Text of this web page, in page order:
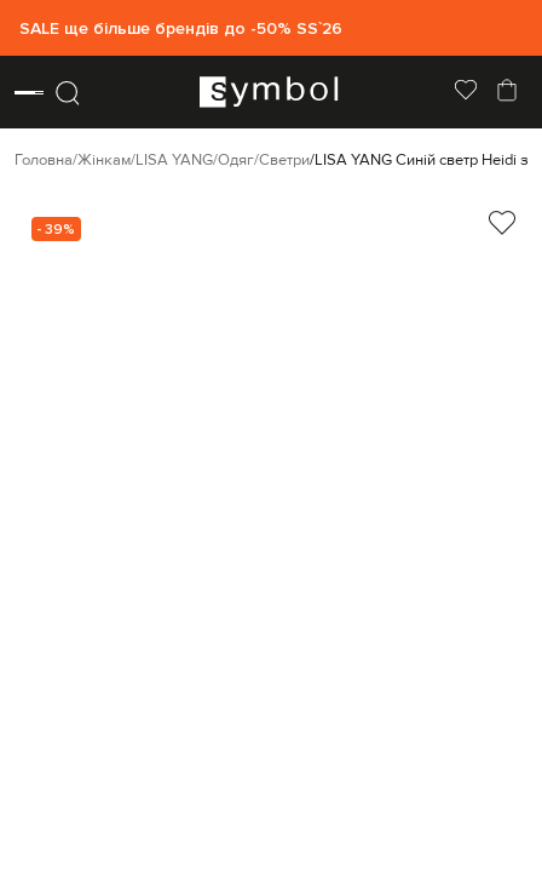
SALE ще більше брендів до -50% SS`26
Головна Жінкам LISA YANG Одяг Светри LISA YANG Синій светр Heidi з
- 39%